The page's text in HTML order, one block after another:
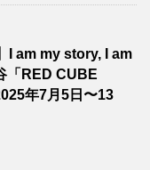
I am my story, I am
「RED CUBE
年7月5日〜13